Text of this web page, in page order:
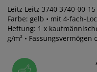
Leitz Leitz 3740 3740-00-
Farbe: gelb • mit 4-fach-
Heftung: 1 x
g/m² • Fassungsvermögen